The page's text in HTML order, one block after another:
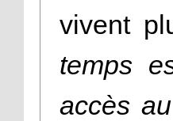
vivent
temps
accès